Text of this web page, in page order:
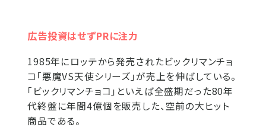
広告投資はせずPRに注力
1985年にロッテから発売されたビックリマンチョ
コ「悪魔VS天使シリーズ」が売上を伸ばしている。
「ビックリマンチョコ」といえば全盛期だった80年
代終盤に年間4億個を販売した、空前の大ヒット
商品である。